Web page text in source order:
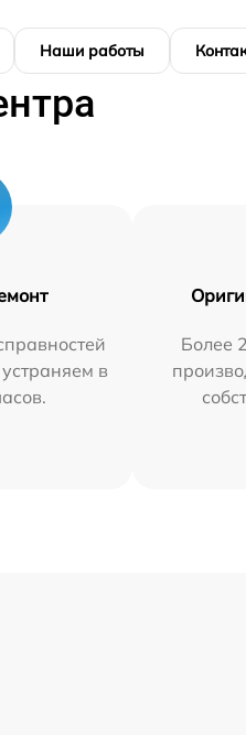
Наши работы
в
Более